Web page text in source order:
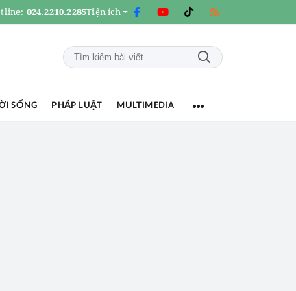
024.2210.2285Tiện ích
SỐNG PHÁP LUẬT MULTIMEDIA